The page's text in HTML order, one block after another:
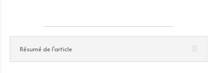
Résumé de l'article